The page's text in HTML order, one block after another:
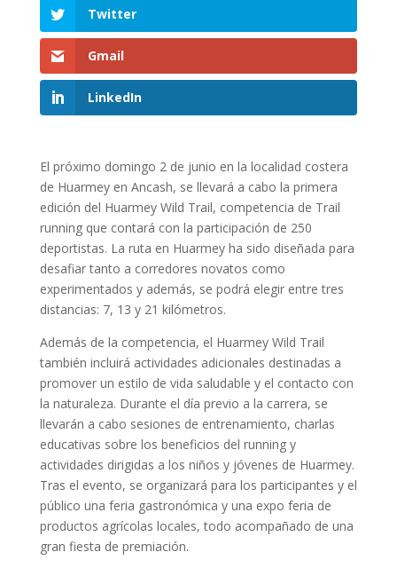
Twitter
Gmail
LinkedIn
El próximo domingo 2 de junio en la localidad costera
de Huarmey en Ancash, se llevará a cabo la primera
edición del Huarmey Wild Trail, competencia de Trail
running que contará con la participación de 250
deportistas. La ruta en Huarmey ha sido diseñada para
desafiar tanto a corredores novatos como
experimentados y además, se podrá elegir entre tres
distancias: 7, 13 y 21 kilómetros.
Además de la competencia, el Huarmey Wild Trail
también incluirá actividades adicionales destinadas a
promover un estilo de vida saludable y el contacto con
la naturaleza. Durante el día previo a la carrera, se
llevarán a cabo sesiones de entrenamiento, charlas
educativas sobre los beneficios del running y
actividades dirigidas a los niños y jóvenes de Huarmey.
Tras el evento, se organizará para los participantes y el
público una feria gastronómica y una expo feria de
productos agrícolas locales, todo acompañado de una
gran fiesta de premiación.